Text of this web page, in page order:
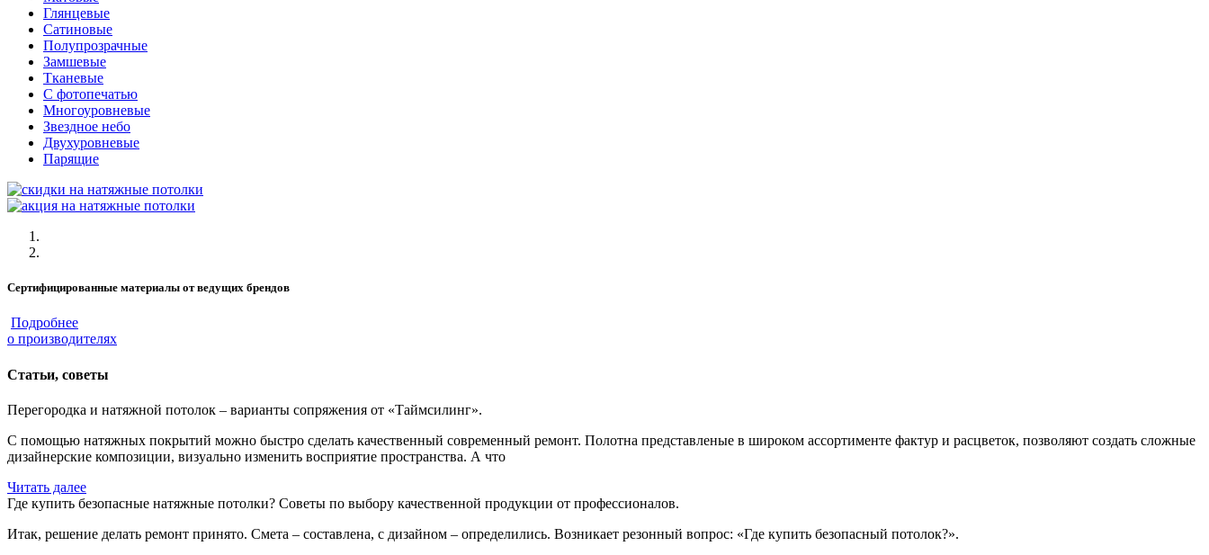
Глянцевые
Сатиновые
Полупрозрачные
Замшевые
Тканевые
C фотопечатью
Многоуровневые
Звездное небо
Двухуровневые
Парящие
Сертифицированные материалы от ведущих брендов
Подробнее
о производителях
Статьи, советы
Перегородка и натяжной потолок – варианты сопряжения от «Таймсилинг».
С помощью натяжных покрытий можно быстро сделать качественный современный ремонт. Полотна представленые в широком ассортименте фактур и расцветок, позволяют создать сложные
дизайнерские композиции, визуально изменить восприятие пространства. А что
Читать далее
Где купить безопасные натяжные потолки? Советы по выбору качественной продукции от профессионалов.
Итак, решение делать ремонт принято. Смета – составлена, с дизайном – определились. Возникает резонный вопрос: «Где купить безопасный потолок?».